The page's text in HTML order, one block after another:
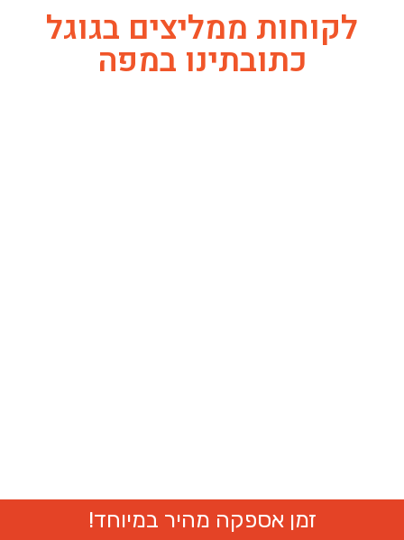
לקוחות ממליצים בגוגל
כתובתינו במפה
זמן אספקה מהיר במיוחד!